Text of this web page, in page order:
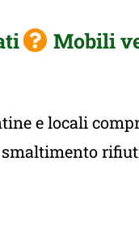
Mobili
e locali
smaltimento